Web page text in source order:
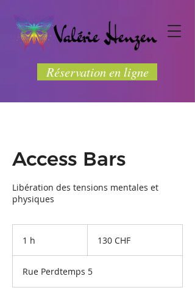
Réservation en ligne
Access Bars
Libération des tensions mentales et
physiques
1 h
suisses
130 CHF
Rue Perdtemps 5